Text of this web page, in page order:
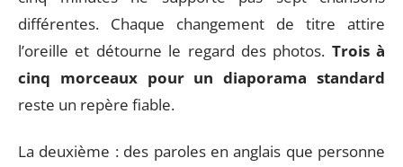
différentes. Chaque changement de titre attire
l’oreille et détourne le regard des photos. Trois à
cinq morceaux pour un diaporama standard
reste un repère fiable.
La deuxième : des paroles en anglais que personne